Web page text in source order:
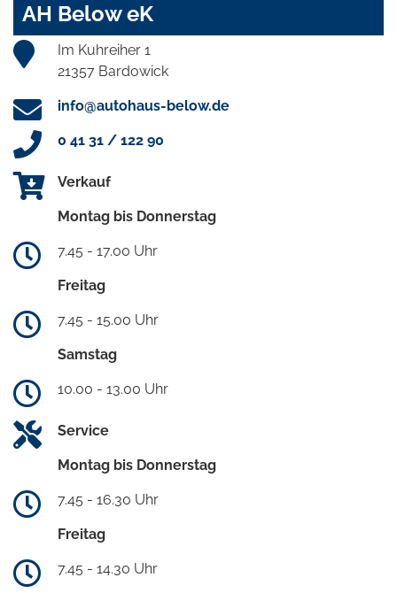
AH Below eK
Im Kuhreiher 1
21357 Bardowick
info@autohaus-below.de
0 41 31 / 122 90
Verkauf
Montag bis Donnerstag
7.45 - 17.00 Uhr
Freitag
7.45 - 15.00 Uhr
Samstag
10.00 - 13.00 Uhr
Service
Montag bis Donnerstag
7.45 - 16.30 Uhr
Freitag
7.45 - 14.30 Uhr